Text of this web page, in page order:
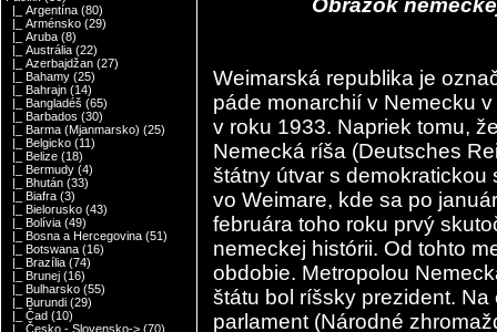
|_ Argentína (80)
|_ Arménsko (29)
|_ Aruba (8)
|_ Austrália (22)
|_ Azerbajdžan (27)
|_ Bahamy (25)
|_ Bahrajn (14)
|_ Bangladéš (65)
|_ Barbados (30)
|_ Barma (Mjanmarsko) (25)
|_ Belgicko (11)
|_ Belize (18)
|_ Bermudy (4)
|_ Bhután (33)
|_ Biafra (3)
|_ Bielorusko (43)
|_ Bolívia (49)
|_ Bosna a Hercegovina (51)
|_ Botswana (16)
|_ Brazília (74)
|_ Brunej (16)
|_ Bulharsko (55)
|_ Burundi (29)
|_ Čad (10)
|_ Česko - Slovensko-> (70)
Weimarská republika je
páde monarchií v Nemecku
v roku 1933. Napriek tomu,
Nemecká ríša (Deutsches
štátny útvar s
vo Weimare, kde sa po
februára toho roku prvý
nemeckej histórii. Od tohto
obdobie. Metropolou
štátu bol ríšsky prezident.
parlament (Národné